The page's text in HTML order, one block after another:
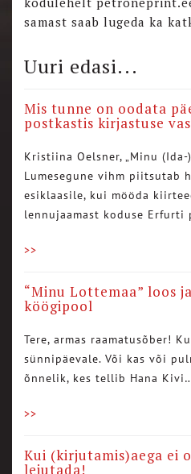
samast saab lugeda ka
Uuri edasi...
Mis tunne on oodata
postkastis kirjastuse
Kristiina Oelsner, „Minu (Ida-
Lumesegune vihm piitsutab
esiklaasile, kui mööda
lennujaamast koduse Erfurti
>>
“Minu Lottemaa” loos
köögipool
Tere, armas raamatusõber!
sünnipäevale. Või kas või
õnnelik, kes tellib Hana
>>
Kui (kirjutamis)aega ei
leiutada!